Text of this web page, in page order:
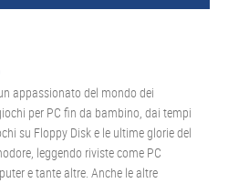
appassionato del mondo dei
per PC fin da bambino, dai tempi
su Floppy Disk e le ultime glorie del
leggendo riviste come PC
e tante altre. Anche le altre